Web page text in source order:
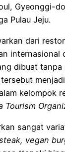
Gyeonggi-
Pulau Jeju.
dari
internasional
dibuat tanpa
kelompok
Tourism
sangat
vegan